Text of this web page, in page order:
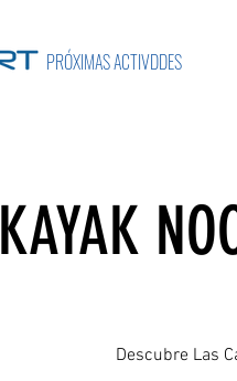
PRÓXIMAS ACTIVDDES
KAYAK
Descubre Las